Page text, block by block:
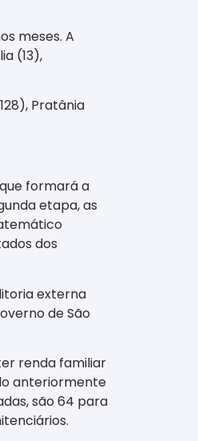
meses. A
(13),
Pratânia
formará a
etapa, as
dos
externa
de São
renda familiar
anteriormente
são 64 para